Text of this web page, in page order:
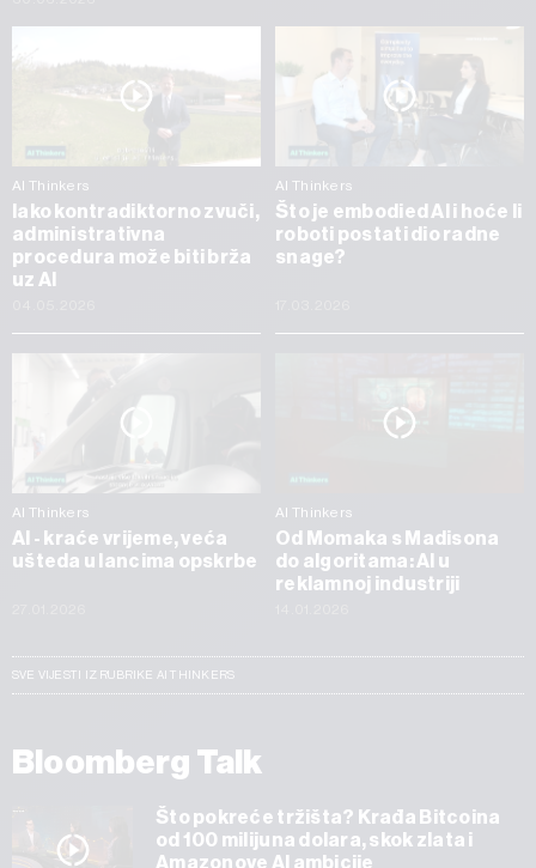
AI Thinkers
Iako kontradiktorno zvuči,
administrativna
procedura može biti brža
uz AI
AI Thinkers
Što je embodied AI i hoće li
roboti postati dio radne
snage?
AI Thinkers
AI - kraće vrijeme, veća
ušteda u lancima opskrbe
AI Thinkers
Od Momaka s Madisona
do algoritama: AI u
reklamnoj industriji
SVE VIJESTI IZ RUBRIKE AI THINKERS
Bloomberg Talk
Što pokreće tržišta? Krađa Bitcoina
od 100 milijuna dolara, skok zlata i
Amazonove AI ambicije